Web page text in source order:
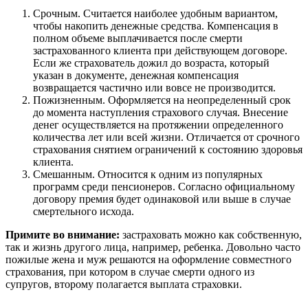
Срочным. Считается наиболее удобным вариантом,
чтобы накопить денежные средства. Компенсация в
полном объеме выплачивается после смерти
застрахованного клиента при действующем договоре.
Если же страхователь дожил до возраста, который
указан в документе, денежная компенсация
возвращается частично или вовсе не производится.
Пожизненным. Оформляется на неопределенный срок
до момента наступления страхового случая. Внесение
денег осуществляется на протяжении определенного
количества лет или всей жизни. Отличается от срочного
страхования снятием ограничений к состоянию здоровья
клиента.
Смешанным. Относится к одним из популярных
программ среди пенсионеров. Согласно официальному
договору премия будет одинаковой или выше в случае
смертельного исхода.
Примите во внимание: застраховать можно как собственную,
так и жизнь другого лица, например, ребенка. Довольно часто
пожилые жена и муж решаются на оформление совместного
страхования, при котором в случае смерти одного из
супругов, второму полагается выплата страховки.